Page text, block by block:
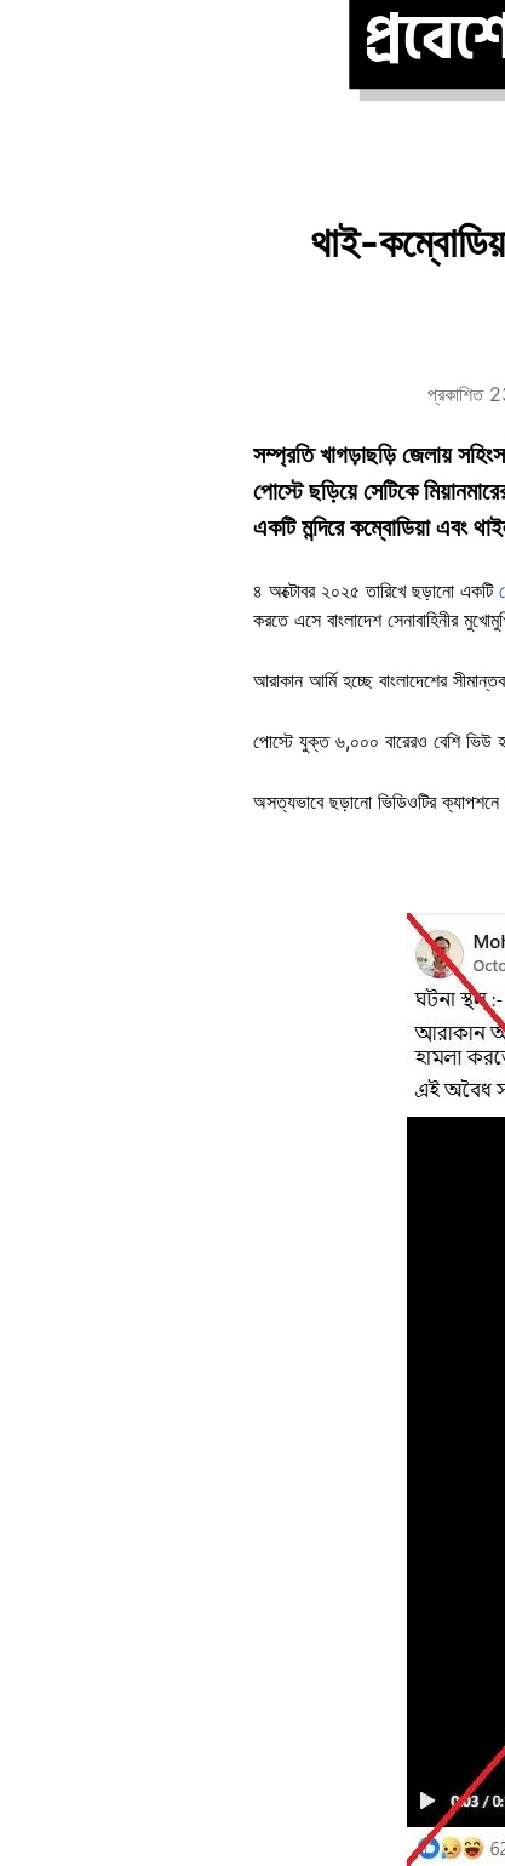
থাই-
প্রকাশিত
সম্প্রতি খাগড়াছড়ি জেলায়
পোস্টে ছড়িয়ে সেটিকে
একটি মন্দিরে কম্বোডিয়া এবং
৪ অক্টোবর ২০২৫ তারিখে ছড়ানো একটি
করতে এসে বাংলাদেশ সেনাবাহিনীর
আরাকান আর্মি হচ্ছে বাংলাদেশের
পোস্টে যুক্ত ৬,০০০ বারেরও বেশি ভিউ
অসত্যভাবে ছড়ানো ভিডিওটির ক্যাপশনে